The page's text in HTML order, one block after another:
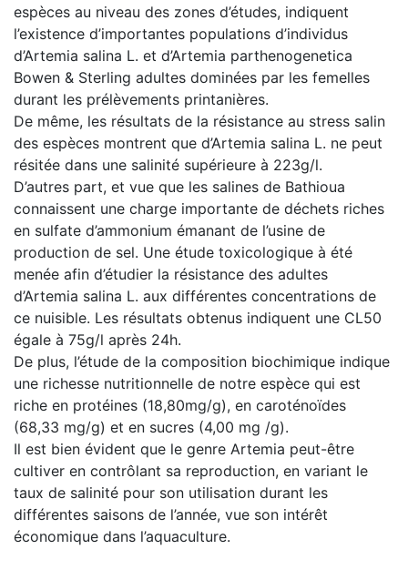
espèces au niveau des zones d’études, indiquent
l’existence d’importantes populations d’individus
d’Artemia salina L. et d’Artemia parthenogenetica
Bowen & Sterling adultes dominées par les femelles
durant les prélèvements printanières.
De même, les résultats de la résistance au stress salin
des espèces montrent que d’Artemia salina L. ne peut
résitée dans une salinité supérieure à 223g/l.
D’autres part, et vue que les salines de Bathioua
connaissent une charge importante de déchets riches
en sulfate d’ammonium émanant de l’usine de
production de sel. Une étude toxicologique à été
menée afin d’étudier la résistance des adultes
d’Artemia salina L. aux différentes concentrations de
ce nuisible. Les résultats obtenus indiquent une CL50
égale à 75g/l après 24h.
De plus, l’étude de la composition biochimique indique
une richesse nutritionnelle de notre espèce qui est
riche en protéines (18,80mg/g), en caroténoïdes
(68,33 mg/g) et en sucres (4,00 mg /g).
Il est bien évident que le genre Artemia peut-être
cultiver en contrôlant sa reproduction, en variant le
taux de salinité pour son utilisation durant les
différentes saisons de l’année, vue son intérêt
économique dans l’aquaculture.